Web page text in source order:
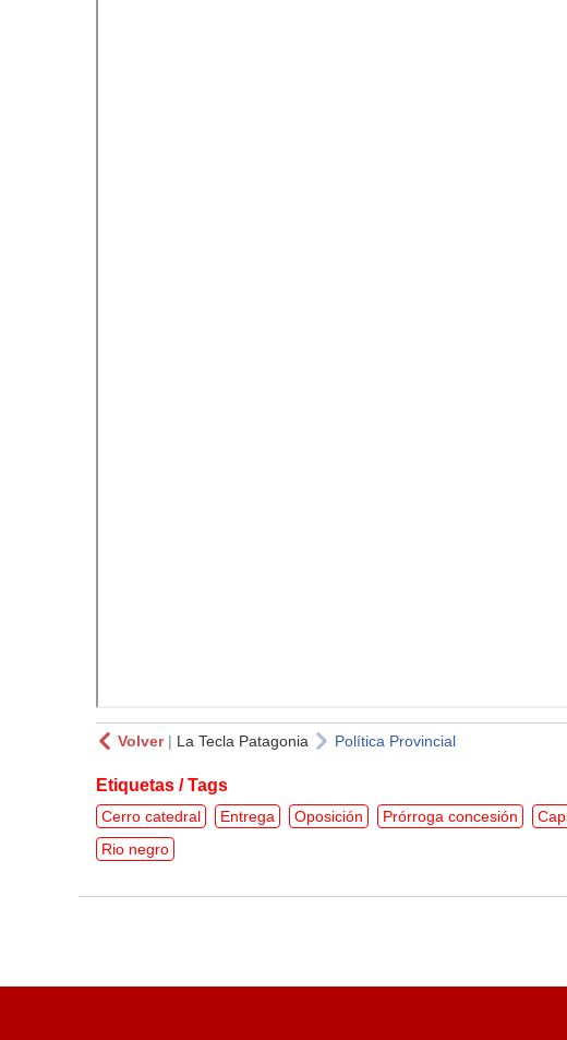
Volver| La Tecla Patagonia Política Provincial
Etiquetas / Tags
Cerro catedral Entrega Oposición Prórroga concesión
Rio negro